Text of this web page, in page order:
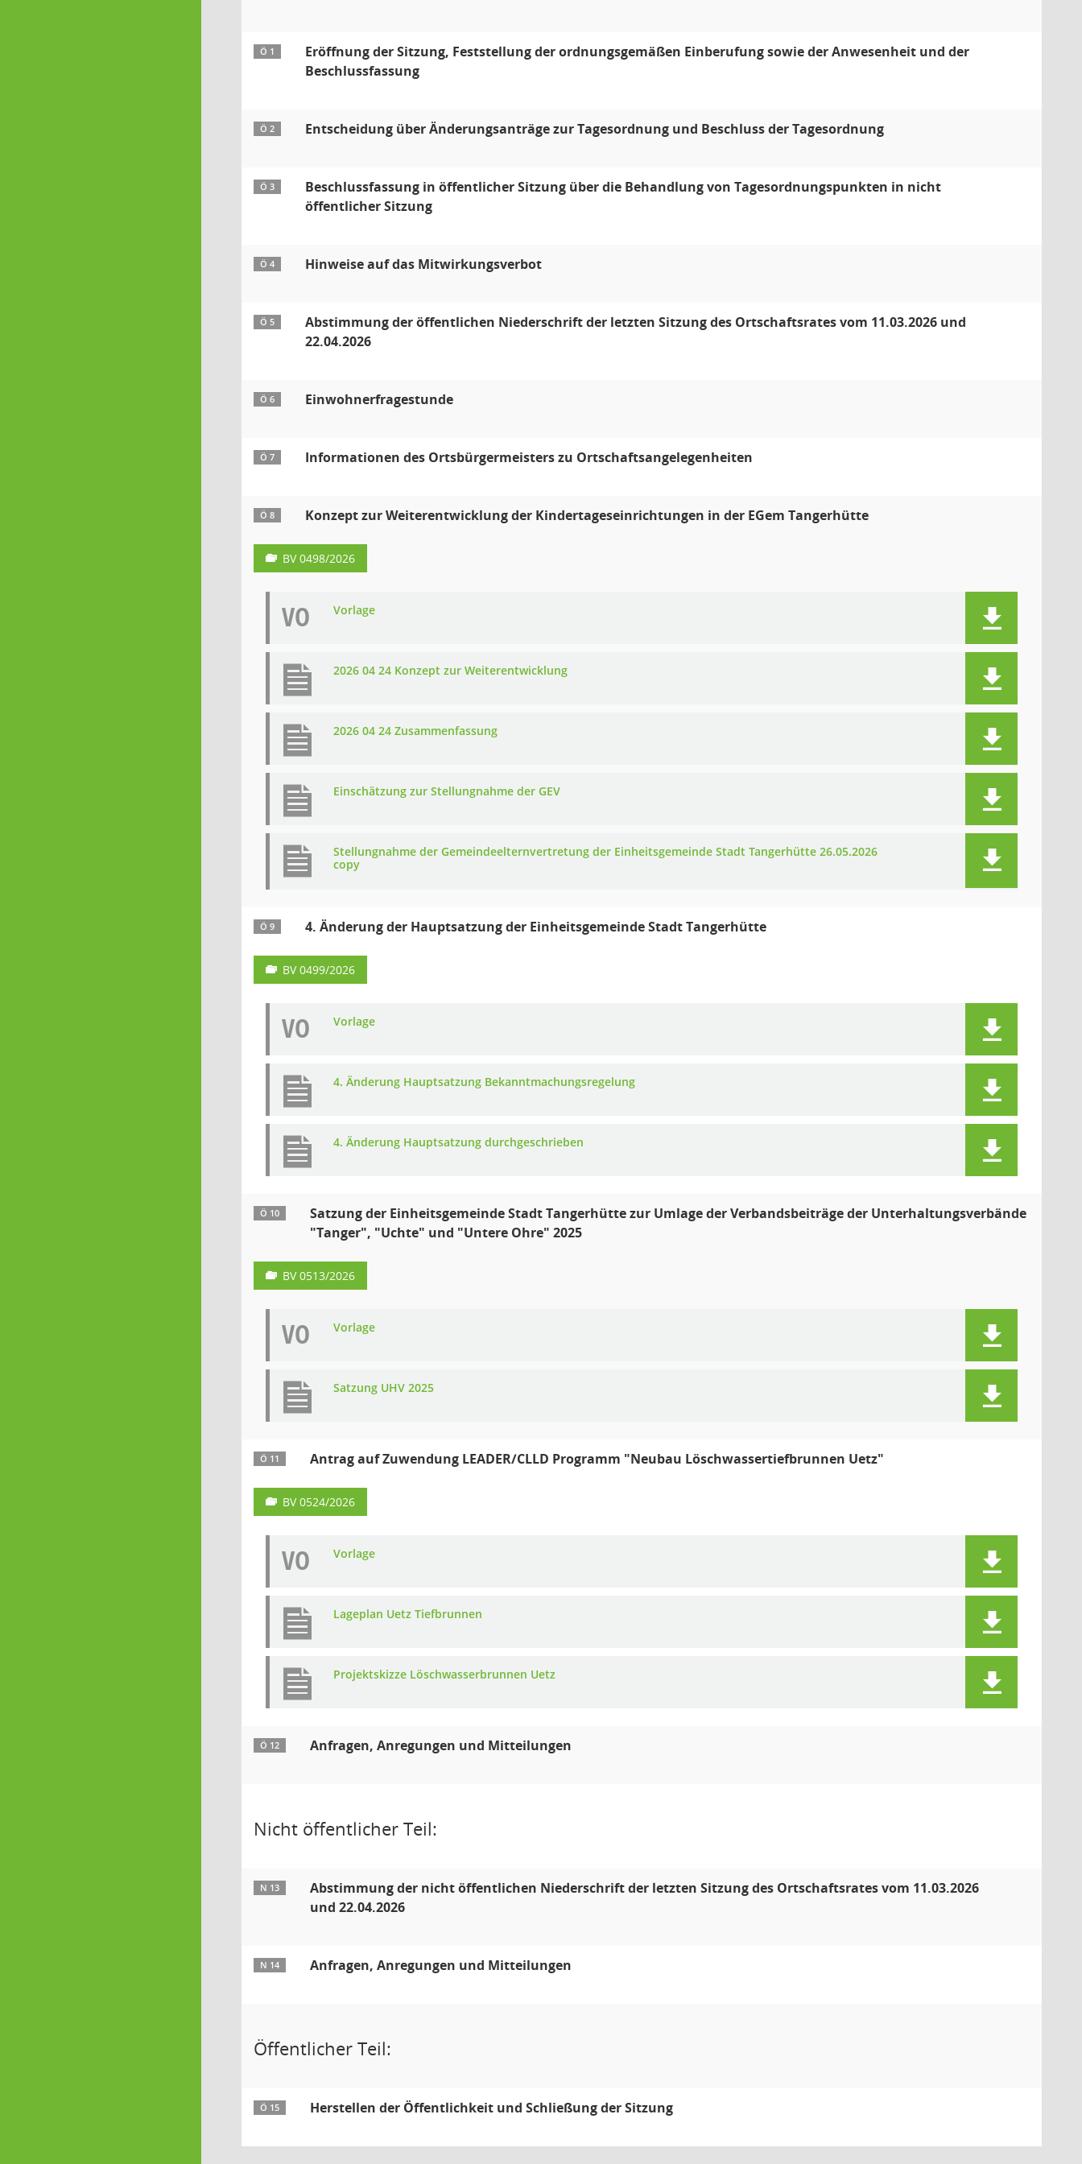
Ö 1
Eröffnung der Sitzung, Feststellung der ordnungsgemäßen Einberufung sowie der Anwesenheit und der
Beschlussfassung
Ö 2 Entscheidung über Änderungsanträge zur Tagesordnung und Beschluss der Tagesordnung
Ö 3
Beschlussfassung in öffentlicher Sitzung über die Behandlung von Tagesordnungspunkten in nicht
öffentlicher Sitzung
Ö 4 Hinweise auf das Mitwirkungsverbot
Ö 5
Abstimmung der öffentlichen Niederschrift der letzten Sitzung des Ortschaftsrates vom 11.03.2026 und
22.04.2026
Ö 6 Einwohnerfragestunde
Ö 7 Informationen des Ortsbürgermeisters zu Ortschaftsangelegenheiten
Ö 8 Konzept zur Weiterentwicklung der Kindertageseinrichtungen in der EGem Tangerhütte
BV 0498/2026
VO Vorlage
2026 04 24 Konzept zur Weiterentwicklung
2026 04 24 Zusammenfassung
Einschätzung zur Stellungnahme der GEV
Stellungnahme der Gemeindeelternvertretung der Einheitsgemeinde Stadt Tangerhütte 26.05.2026
copy
Ö 9 4. Änderung der Hauptsatzung der Einheitsgemeinde Stadt Tangerhütte
BV 0499/2026
VO Vorlage
4. Änderung Hauptsatzung Bekanntmachungsregelung
4. Änderung Hauptsatzung durchgeschrieben
Ö 10
Satzung der Einheitsgemeinde Stadt Tangerhütte zur Umlage der Verbandsbeiträge der Unterhaltungsverbände
"Tanger", "Uchte" und "Untere Ohre" 2025
BV 0513/2026
VO Vorlage
Satzung UHV 2025
Ö 11 Antrag auf Zuwendung LEADER/CLLD Programm "Neubau Löschwassertiefbrunnen Uetz"
BV 0524/2026
VO Vorlage
Lageplan Uetz Tiefbrunnen
Projektskizze Löschwasserbrunnen Uetz
Ö 12 Anfragen, Anregungen und Mitteilungen
Nicht öffentlicher Teil:
N 13
Abstimmung der nicht öffentlichen Niederschrift der letzten Sitzung des Ortschaftsrates vom 11.03.2026
und 22.04.2026
N 14 Anfragen, Anregungen und Mitteilungen
Öffentlicher Teil:
Ö 15 Herstellen der Öffentlichkeit und Schließung der Sitzung